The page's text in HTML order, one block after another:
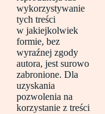
wykorzystywanie
tych treści
w jakiejkolwiek
formie, bez
wyraźnej zgody
autora, jest surowo
zabronione. Dla
uzyskania
pozwolenia na
korzystanie z treści